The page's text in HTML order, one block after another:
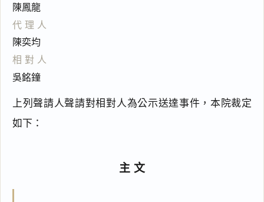
陳鳳龍
代理人
陳奕均
相對人
吳銘鐘
上列聲請人聲請對相對人為公示送達事件，本院裁定
如下：
主文